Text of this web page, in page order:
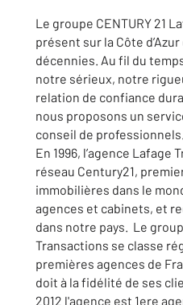
Le groupe CENTURY 21
présent sur la Côte
décennies. Au fil du
notre sérieux, notre
relation de confiance
nous proposons un
conseil de professionnels.
En 1996, l’agence Lafage
réseau Century21,
immobilières dans le
agences et cabinets, et
dans notre pays. Le
Transactions se classe
premières agences de
doit à la fidélité de ses
2012 l'agence est 1ere